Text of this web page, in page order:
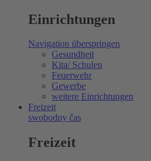
Einrichtungen
Navigation überspringen
Gesundheit
Kita/ Schulen
Feuerwehr
Gewerbe
weitere Einrichtungen
Freizeit
swobodny čas
Freizeit